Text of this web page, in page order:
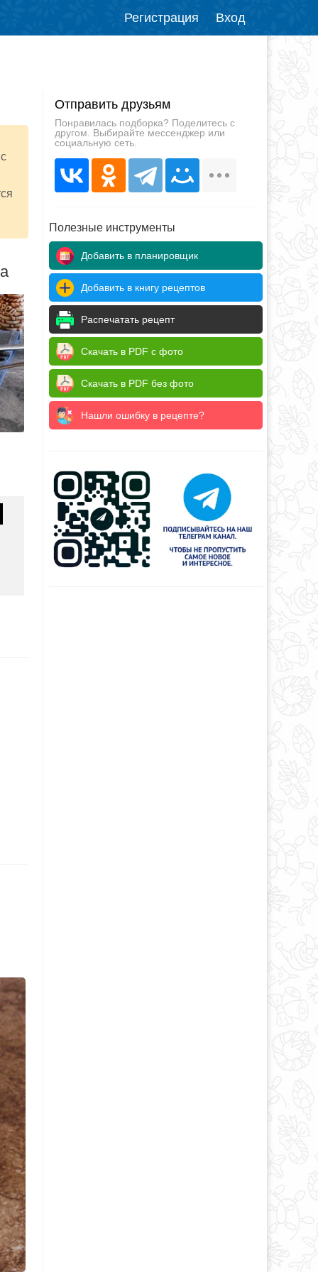
Регистрация Вход
Отправить друзьям
Понравилась подборка? Поделитесь с
другом. Выбирайте мессенджер или
социальную сеть.
Полезные инструменты
Добавить в планировщик
Добавить в книгу рецептов
Распечатать рецепт
Скачать в PDF с фото
Скачать в PDF без фото
Нашли ошибку в рецепте?